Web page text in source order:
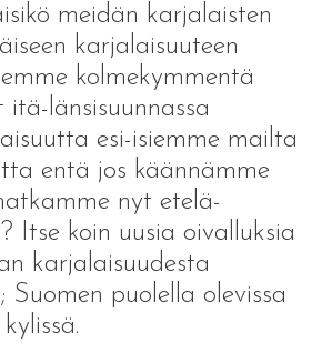
meidän karjalaisten
karjalaisuuteen
kolmekymmentä
länsisuunnassa
esi-isiemme mailta
entä jos käännämme
nyt etelä-
Itse koin uusia oivalluksia
karjalaisuudesta
Suomen puolella olevissa